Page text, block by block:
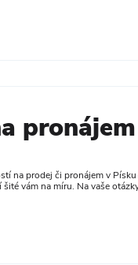
na prodej či pronájem v
vám na míru. Na vaše